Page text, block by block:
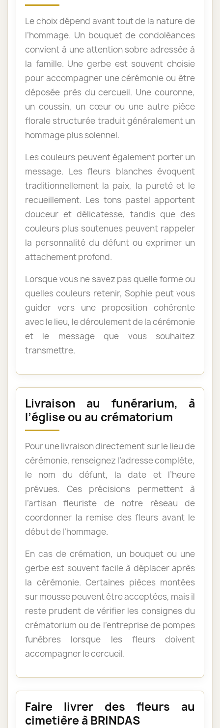
Le choix dépend avant tout de la nature de
l’hommage. Un bouquet de condoléances
convient à une attention sobre adressée à
la famille. Une gerbe est souvent choisie
pour accompagner une cérémonie ou être
déposée près du cercueil. Une couronne,
un coussin, un cœur ou une autre pièce
florale structurée traduit généralement un
hommage plus solennel.
Les couleurs peuvent également porter un
message. Les fleurs blanches évoquent
traditionnellement la paix, la pureté et le
recueillement. Les tons pastel apportent
douceur et délicatesse, tandis que des
couleurs plus soutenues peuvent rappeler
la personnalité du défunt ou exprimer un
attachement profond.
Lorsque vous ne savez pas quelle forme ou
quelles couleurs retenir, Sophie peut vous
guider vers une proposition cohérente
avec le lieu, le déroulement de la cérémonie
et le message que vous souhaitez
transmettre.
Livraison au funérarium, à
l’église ou au crématorium
Pour une livraison directement sur le lieu de
cérémonie, renseignez l’adresse complète,
le nom du défunt, la date et l’heure
prévues. Ces précisions permettent à
l’artisan fleuriste de notre réseau de
coordonner la remise des fleurs avant le
début de l’hommage.
En cas de crémation, un bouquet ou une
gerbe est souvent facile à déplacer après
la cérémonie. Certaines pièces montées
sur mousse peuvent être acceptées, mais il
reste prudent de vérifier les consignes du
crématorium ou de l’entreprise de pompes
funèbres lorsque les fleurs doivent
accompagner le cercueil.
Faire livrer des fleurs au
cimetière à BRINDAS